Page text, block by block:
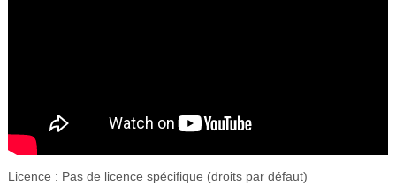
Licence : Pas de licence spécifique (droits par défaut)